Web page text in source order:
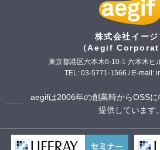
株式会社イージ
（Aegif
東京都港区六本木6-10-1 六本木ヒ
TEL: 03-5771-1566 / E-mail:
aegifは2006年の創業時からOSS
提供しています。